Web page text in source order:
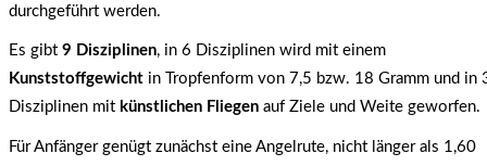
durchgeführt werden.
Es gibt9 Disziplinen, in 6 Disziplinen wird mit einem
Kunststoffgewicht in Tropfenform von 7,5 bzw. 18 Gramm und in
Disziplinen mit künstlichen Fliegen auf Ziele und Weite geworfen.
Für Anfänger genügt zunächst eine Angelrute, nicht länger als 1,60